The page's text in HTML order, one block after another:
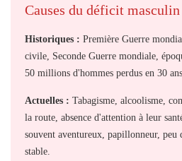
Causes du déficit masculin
Historiques : Première Guerre
civile, Seconde Guerre mondiale,
50 millions d'hommes perdus en 30 ans.
Actuelles : Tabagisme, alcoolisme,
la route, absence d'attention à leur
souvent aventureux, papillonneur,
stable.